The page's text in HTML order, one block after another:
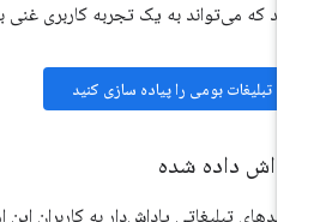
که می‌تواند به یک تجربه کاربری غنی
تبلیغات بومی را پیاده سازی کنید
داده شده
تبلیغاتی پاداش‌دار به کاربران این امکان